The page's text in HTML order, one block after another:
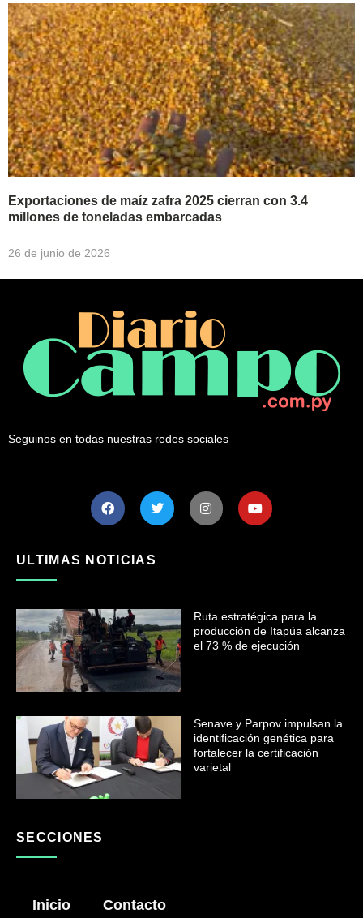
Exportaciones de maíz zafra 2025 cierran con 3.4
millones de toneladas embarcadas
26 de junio de 2026
Seguinos en todas nuestras redes sociales
ULTIMAS NOTICIAS
Ruta estratégica para la
producción de Itapúa alcanza
el 73 % de ejecución
Senave y Parpov impulsan la
identificación genética para
fortalecer la certificación
varietal
SECCIONES
Inicio Contacto